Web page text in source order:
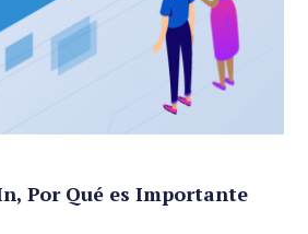
Por Qué es Importante